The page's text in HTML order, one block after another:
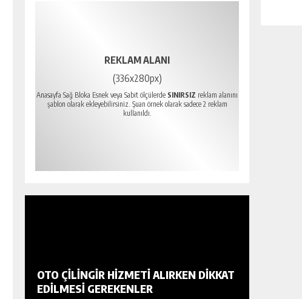
REKLAM ALANI
(336x280px)
Anasayfa Sağ Bloka Esnek veya Sabit ölçülerde SINIRSIZ reklam alanını
şablon olarak ekleyebilirsiniz. Şuan örnek olarak sadece 2 reklam
kullanıldı.
OTO ÇILINGIR HIZMETI ALIRKEN DIKKAT
EDILMESI GEREKENLER